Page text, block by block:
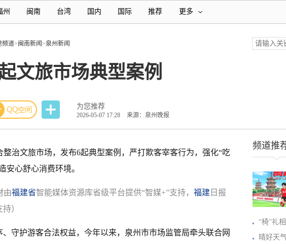
州 闽南 台湾 国内 国际 推荐 更多
频道>闽南新闻>泉州新闻
文旅市场典型案例
为您推荐
2026-05-07 17:28 来源：泉州晚报
整治文旅市场，发布6起典型案例，严打欺客宰客行为，强化“吃
安心舒心消费环境。
由福建省智能媒体资源库省级平台提供“智媒+”支持， 福建 日报
）
守护游客合法权益，今年以来，泉州市市场监管局牵头联合网
频道推
“椅”礼
晴好天